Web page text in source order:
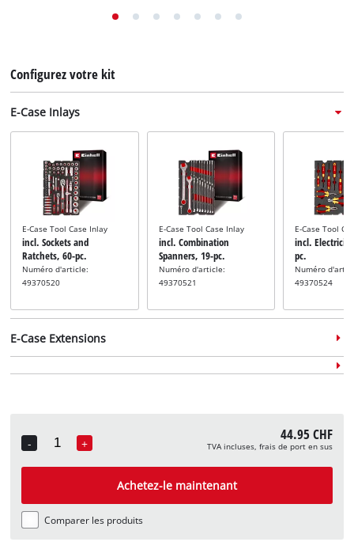
Configurez votre kit
E-Case Inlays
E-Case Tool Case Inlay
incl. Sockets and
Ratchets, 60-pc.
Numéro d'article:
49370520
E-Case Tool Case Inlay
incl. Combination
Spanners, 19-pc.
Numéro d'article:
49370521
E-Case Tool
incl.
pc.
Numéro
49370524
E-Case Extensions
Système de rangement
Numéro d'article: 4540048
Système de rangement Système de
Numéro d'article: 4540061
-
Quantity
+ 44.95 CHF
TVA incluses, frais de port en sus
Achetez-le maintenant
Comparer les produits